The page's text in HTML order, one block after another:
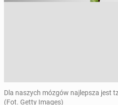
Dla naszych mózgów najlepsza jest
(Fot. Getty Images)